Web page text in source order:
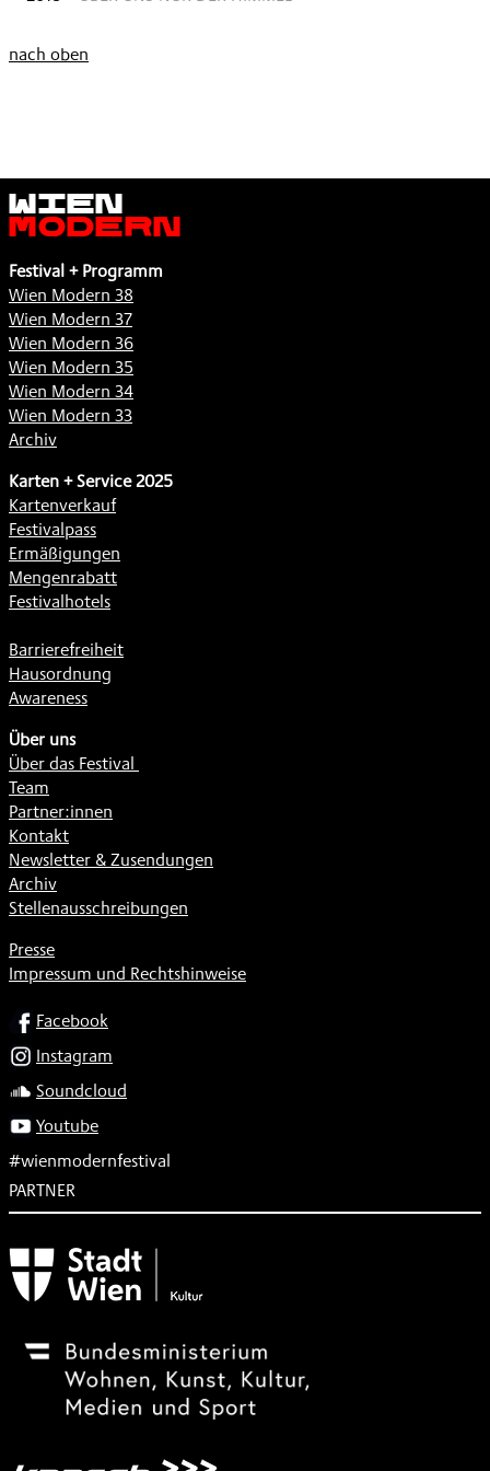
nach oben
Wien
Modern
Festival + Programm
Wien Modern 38
Wien Modern 37
Wien Modern 36
Wien Modern 35
Wien Modern 34
Wien Modern 33
Archiv
Karten + Service 2025
Kartenverkauf
Festivalpass
Ermäßigungen
Mengenrabatt
Festivalhotels
Barrierefreiheit
Hausordnung
Awareness
Über uns
Über das Festival
Team
Partner:innen
Kontakt
Newsletter & Zusendungen
Archiv
Stellenausschreibungen
Presse
Impressum und Rechtshinweise
SOCIALFacebook
Instagram
Soundcloud
Youtube
#wienmodernfestival
PARTNER
Subventionsgeber